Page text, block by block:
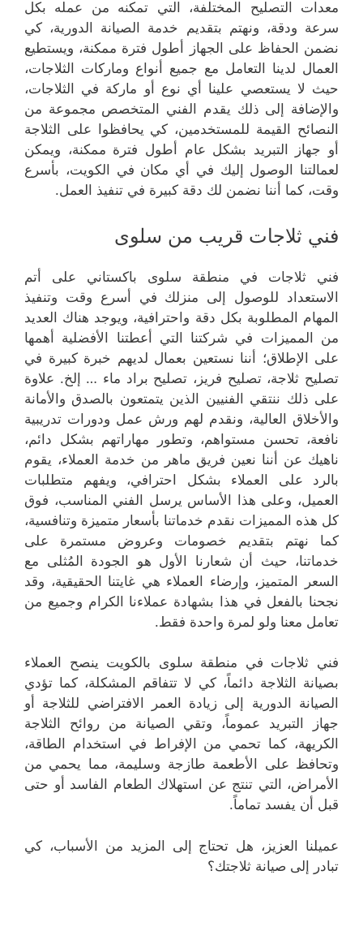
معدات التصليح المختلفة، التي تمكنه من عمله بكل
سرعة ودقة، ونهتم بتقديم خدمة الصيانة الدورية، كي
نضمن الحفاظ على الجهاز أطول فترة ممكنة، ويستطيع
العمال لدينا التعامل مع جميع أنواع وماركات الثلاجات،
حيث لا يستعصي علينا أي نوع أو ماركة في الثلاجات،
والإضافة إلى ذلك يقدم الفني المتخصص مجموعة من
النصائح القيمة للمستخدمين، كي يحافظوا على الثلاجة
أو جهاز التبريد بشكل عام أطول فترة ممكنة، ويمكن
لعمالتنا الوصول إليك في أي مكان في الكويت، بأسرع
وقت، كما أننا نضمن لك دقة كبيرة في تنفيذ العمل.
فني ثلاجات قريب من سلوى
فني ثلاجات في منطقة سلوى باكستاني على أتم
الاستعداد للوصول إلى منزلك في أسرع وقت وتنفيذ
المهام المطلوبة بكل دقة واحترافية، ويوجد هناك العديد
من المميزات في شركتنا التي أعطتنا الأفضلية أهمها
على الإطلاق؛ أننا نستعين بعمال لديهم خبرة كبيرة في
تصليح ثلاجة، تصليح فريز، تصليح براد ماء … إلخ. علاوة
على ذلك ننتقي الفنيين الذين يتمتعون بالصدق والأمانة
والأخلاق العالية، ونقدم لهم ورش عمل ودورات تدريبية
نافعة، تحسن مستواهم، وتطور مهاراتهم بشكل دائم،
ناهيك عن أننا نعين فريق ماهر من خدمة العملاء، يقوم
بالرد على العملاء بشكل احترافي، ويفهم متطلبات
العميل، وعلى هذا الأساس يرسل الفني المناسب، فوق
كل هذه المميزات نقدم خدماتنا بأسعار متميزة وتنافسية،
كما نهتم بتقديم خصومات وعروض مستمرة على
خدماتنا، حيث أن شعارنا الأول هو الجودة المُثلى مع
السعر المتميز، وإرضاء العملاء هي غايتنا الحقيقية، وقد
نجحنا بالفعل في هذا بشهادة عملاءنا الكرام وجميع من
تعامل معنا ولو لمرة واحدة فقط.
فني ثلاجات في منطقة سلوى بالكويت ينصح العملاء
بصيانة الثلاجة دائماً، كي لا تتفاقم المشكلة، كما تؤدي
الصيانة الدورية إلى زيادة العمر الافتراضي للثلاجة أو
جهاز التبريد عموماً، وتقي الصيانة من روائح الثلاجة
الكريهة، كما تحمي من الإفراط في استخدام الطاقة،
وتحافظ على الأطعمة طازجة وسليمة، مما يحمي من
الأمراض، التي تنتج عن استهلاك الطعام الفاسد أو حتى
قبل أن يفسد تماماً.
عميلنا العزيز، هل تحتاج إلى المزيد من الأسباب، كي
تبادر إلى صيانة ثلاجتك؟